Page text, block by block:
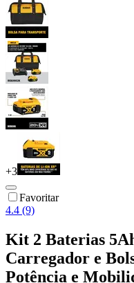
+3
Favoritar
4.4 (9)
Kit 2 Baterias
Carregador e
Potência e